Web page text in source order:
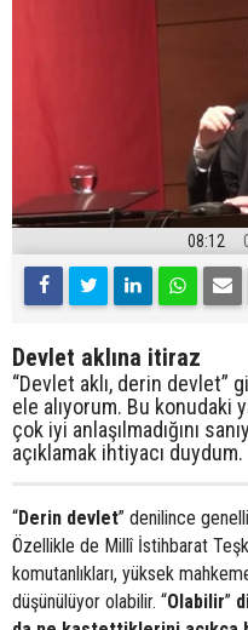
08:12
Devlet aklına itiraz
“Devlet aklı, derin devlet”
ele alıyorum. Bu konudaki
çok iyi anlaşılmadığını
açıklamak ihtiyacı duydum.
“Derin devlet” denilince
Özellikle de Millî İstihbarat
komutanlıkları, yüksek
düşünülüyor olabilir. “Olabilir”